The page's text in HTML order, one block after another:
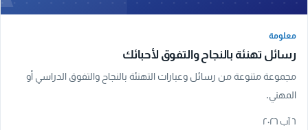
معلومة
رسائل تهنئة بالنجاح والتفوق لأحبائك
مجموعة متنوعة من رسائل وعبارات التهنئة بالنجاح والتفوق الدراسي أو
المهني.
٦ آب ٢٠٢٦